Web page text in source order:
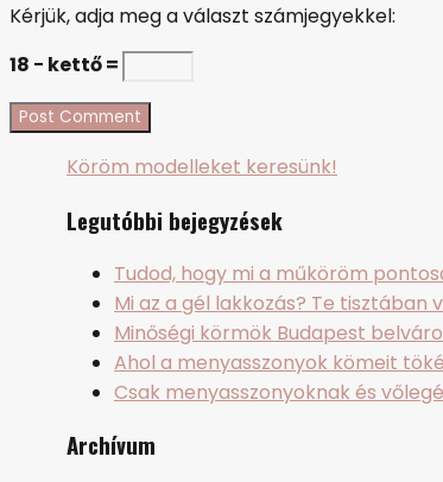
Kérjük, adja meg a választ számjegyekkel:
18 − kettő =
Köröm modelleket keresünk!
Legutóbbi bejegyzések
Tudod, hogy mi a műköröm
Mi az a gél lakkozás? Te tisztában
Minőségi körmök Budapest
Ahol a menyasszonyok kömeit
Csak menyasszonyoknak és
Archívum